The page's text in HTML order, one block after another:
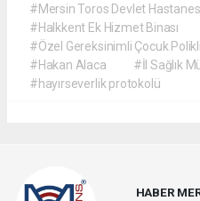
#Mersin Toros Devlet
#Halkkent Ek Hizmet Binası
#Özel Gereksinimli Çocuk
#Hakan Alaca
#İl Sağlık
#hayırseverlik protokolü
HABER